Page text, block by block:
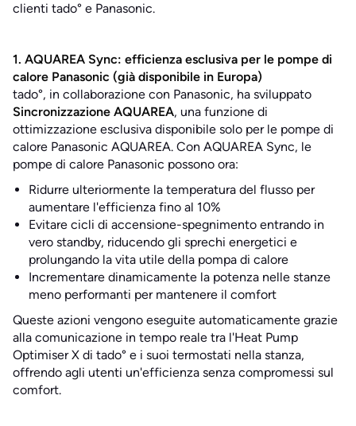
clienti tado° e Panasonic.
1. AQUAREA Sync: efficienza esclusiva per le pompe di
calore Panasonic (già disponibile in Europa)
tado°, in collaborazione con Panasonic, ha sviluppato
Sincronizzazione AQUAREA, una funzione di
ottimizzazione esclusiva disponibile solo per le pompe di
calore Panasonic AQUAREA. Con AQUAREA Sync, le
pompe di calore Panasonic possono ora:
Ridurre ulteriormente la temperatura del flusso per
aumentare l'efficienza fino al 10%
Evitare cicli di accensione-spegnimento entrando in
vero standby, riducendo gli sprechi energetici e
prolungando la vita utile della pompa di calore
Incrementare dinamicamente la potenza nelle stanze
meno performanti per mantenere il comfort
Queste azioni vengono eseguite automaticamente grazie
alla comunicazione in tempo reale tra l'Heat Pump
Optimiser X di tado° e i suoi termostati nella stanza,
offrendo agli utenti un'efficienza senza compromessi sul
comfort.